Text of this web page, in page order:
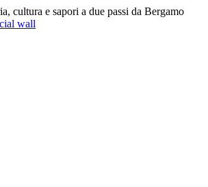
cultura e sapori a due passi da Bergamo
wall